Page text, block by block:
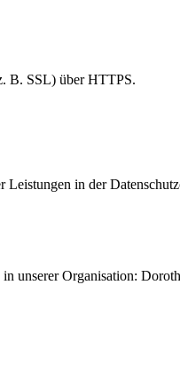
B. SSL) über HTTPS.
Leistungen in der
unserer Organisation: